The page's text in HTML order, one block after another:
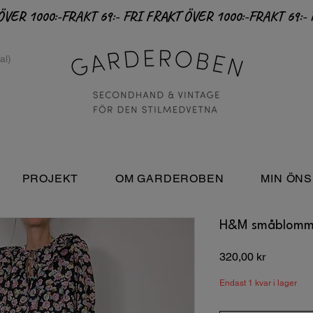
PROJEKT OM GARDEROBEN MIN
H&M
320,00 krPris
Endast 1 kvar i lager